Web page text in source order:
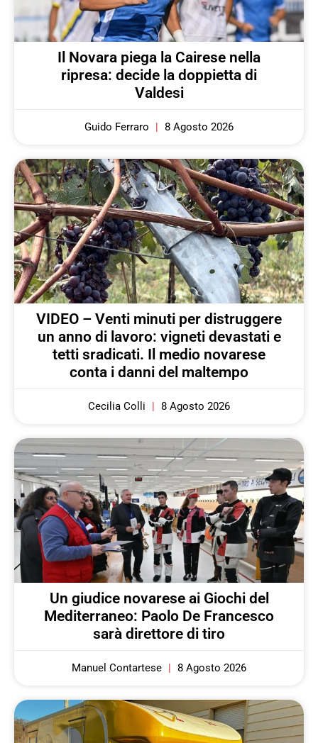
Il Novara piega la Cairese nella
ripresa: decide la doppietta di
Valdesi
Guido Ferraro 8 Agosto 2026
VIDEO – Venti minuti per distruggere
un anno di lavoro: vigneti devastati e
tetti sradicati. Il medio novarese
conta i danni del maltempo
Cecilia Colli 8 Agosto 2026
Un giudice novarese ai Giochi del
Mediterraneo: Paolo De Francesco
sarà direttore di tiro
Manuel Contartese 8 Agosto 2026